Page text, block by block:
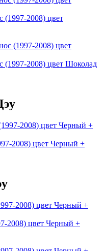
(1997-2008) цвет
(1997-2008) цвет Шоколад
2008) цвет Черный +
2008) цвет Черный +